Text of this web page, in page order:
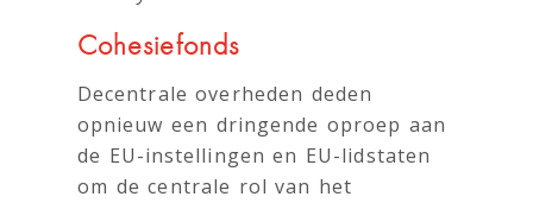
Cohesiefonds
Decentrale overheden deden
opnieuw een dringende oproep aan
de EU-instellingen en EU-lidstaten
om de centrale rol van het